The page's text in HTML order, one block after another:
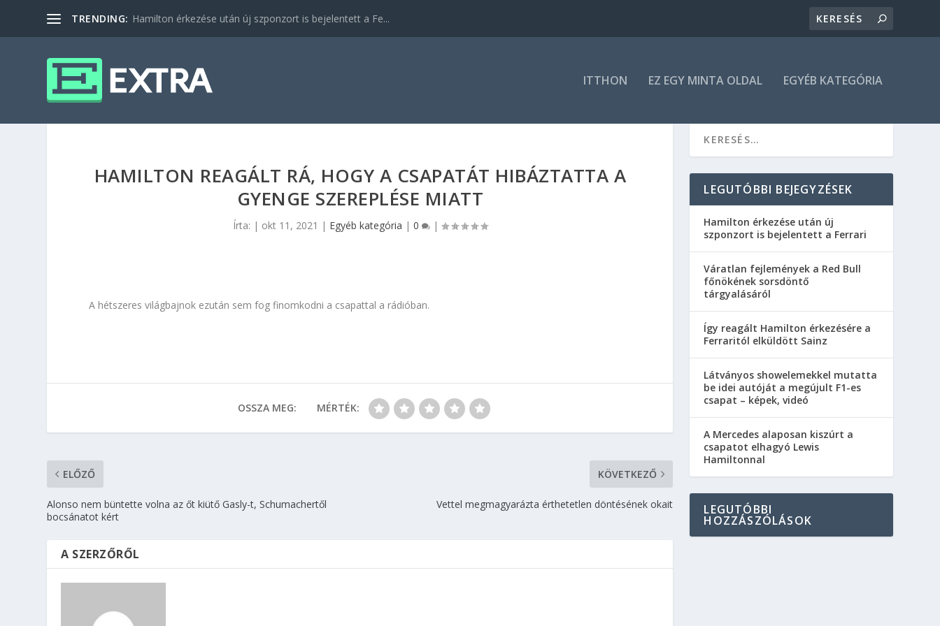
TRENDING: Hamilton érkezése után új szponzort is bejelentett a Fe...
ITTHON EZ EGY MINTA OLDAL EGYÉB KATEGÓRIA
HAMILTON REAGÁLT RÁ, HOGY A CSAPATÁT HIBÁZTATTA A
GYENGE SZEREPLÉSE MIATT
Írta: | okt 11, 2021 | Egyéb kategória | 0 |
A hétszeres világbajnok ezután sem fog finomkodni a csapattal a rádióban.
OSSZA MEG: MÉRTÉK:
ELŐZŐ
Alonso nem büntette volna az őt kiütő Gasly-t, Schumachertől
bocsánatot kért
KÖVETKEZŐ
Vettel megmagyarázta érthetetlen döntésének okait
A SZERZŐRŐL
LEGUTÓBBI BEJEGYZÉSEK
Hamilton érkezése után új
szponzort is bejelentett a Ferrari
Váratlan fejlemények a Red Bull
főnökének sorsdöntő
tárgyalásáról
Így reagált Hamilton érkezésére a
Ferraritól elküldött Sainz
Látványos showelemekkel mutatta
be idei autóját a megújult F1-es
csapat – képek, videó
A Mercedes alaposan kiszúrt a
csapatot elhagyó Lewis
Hamiltonnal
LEGUTÓBBI
HOZZÁSZÓLÁSOK